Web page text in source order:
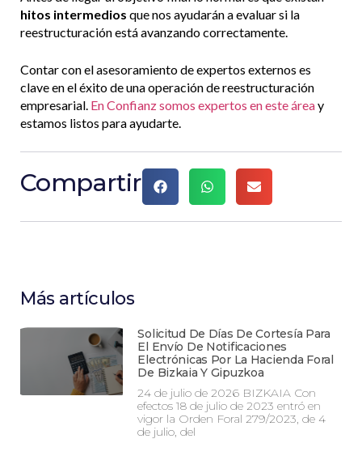
hitos intermedios que nos ayudarán a evaluar si la
reestructuración está avanzando correctamente.
Contar con el asesoramiento de expertos externos es
clave en el éxito de una operación de reestructuración
empresarial. En Confianz somos expertos en este áreay
estamos listos para ayudarte.
Compartir
Más artículos
Solicitud De Días De Cortesía Para
El Envío De Notificaciones
Electrónicas Por La Hacienda Foral
De Bizkaia Y Gipuzkoa
24 de julio de 2026 BIZKAIA Con
efectos 18 de julio de 2023 entró en
vigor la Orden Foral 279/2023, de 4
de julio, del